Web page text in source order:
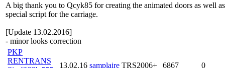
A big thank you to Qcyk85 for creating the animated doors as well
special script for the carriage.
[Update 13.02.2016]
- minor looks correction
PKP
RENTRANS
13.02.16 samplaire TRS2006+ 6867 0